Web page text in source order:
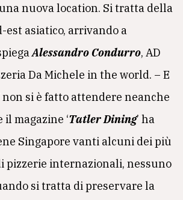
nuova location. Si tratta della
est asiatico, arrivando a
Alessandro Condurro, AD
Da Michele in the world. – E
non si è fatto attendere neanche
magazine ‘Tatler Dining’ ha
Singapore vanti alcuni dei più
pizzerie internazionali, nessuno
si tratta di preservare la